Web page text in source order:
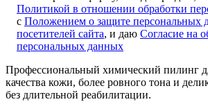
Политикой в отношении обработки
с Положением о защите персональных
посетителей сайта, и даю Согласие на
персональных данных
Профессиональный химический пилинг
качества кожи, более ровного тона и
без длительной реабилитации.